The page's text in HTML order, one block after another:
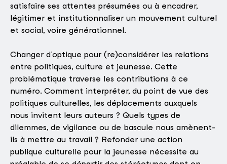
satisfaire ses attentes présumées ou à encadrer,
légitimer et institutionnaliser un mouvement culturel
et social, voire générationnel.
Changer d’optique pour (re)considérer les relations
entre politiques, culture et jeunesse. Cette
problématique traverse les contributions à ce
numéro. Comment interpréter, du point de vue des
politiques culturelles, les déplacements auxquels
nous invitent leurs auteurs ? Quels types de
dilemmes, de vigilance ou de bascule nous amènent-
ils à mettre au travail ? Refonder une action
publique culturelle pour la jeunesse nécessite au